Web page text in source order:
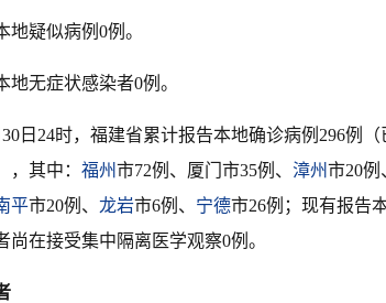
地疑似病例0例。
地无症状感染者0例。
日24时，福建省累计报告本地确诊病例296例
，其中： 福州市72例、厦门市35例、 漳州市20例
平市20例、 龙岩市6例、 宁德市26例；现有报告
尚在接受集中隔离医学观察0例。